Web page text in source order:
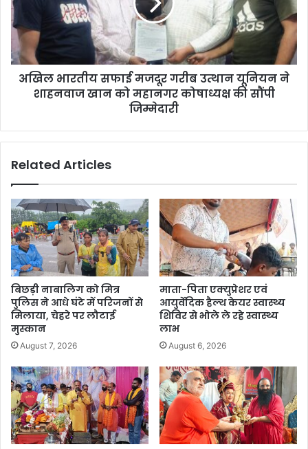
अखिल भारतीय सफाई मजदूर गरीब उत्थान यूनियन ने
शाहनवाज खान को महानगर कोषाध्यक्ष की सौंपी
जिम्मेदारी
Related Articles
बिछड़ी नाबालिग को मित्र
पुलिस ने आधे घंटे में परिजनों से
मिलाया, चेहरे पर लौटाई
मुस्कान
August 7, 2026
माता-पिता एक्युप्रेशर एवं
आयुर्वेदिक हैल्थ केयर स्वास्थ्य
शिविर से भोले ले रहे स्वास्थ्य
लाभ
August 6, 2026